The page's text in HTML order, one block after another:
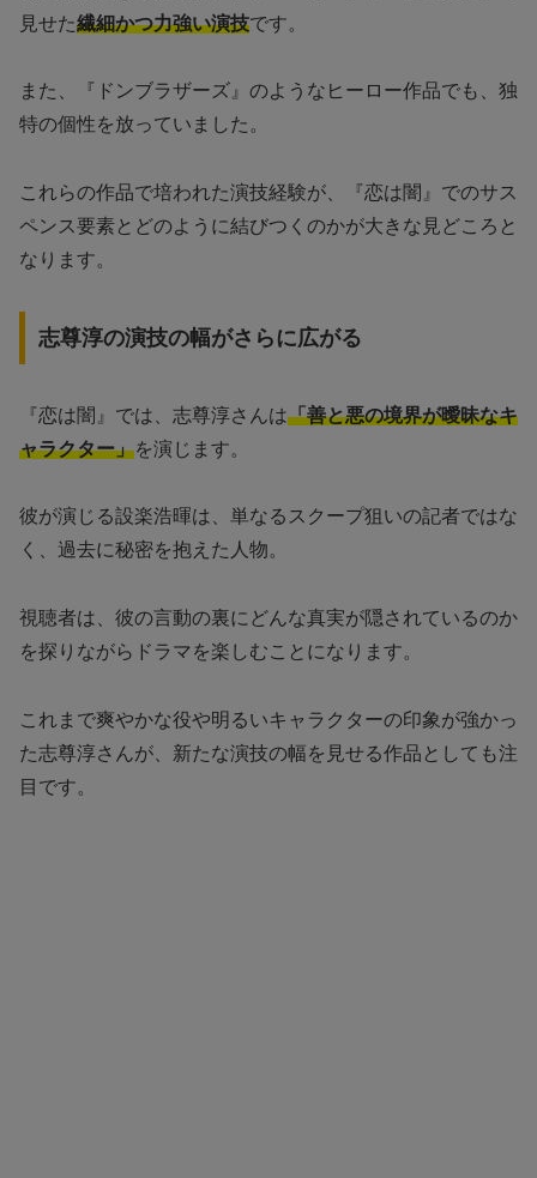
見せた繊細かつ力強い演技です。
また、『ドンブラザーズ』のようなヒーロー作品でも、独
特の個性を放っていました。
これらの作品で培われた演技経験が、『恋は闇』でのサス
ペンス要素とどのように結びつくのかが大きな見どころと
なります。
志尊淳の演技の幅がさらに広がる
『恋は闇』では、志尊淳さんは「善と悪の境界が曖昧なキ
ャラクター」を演じます。
彼が演じる設楽浩暉は、単なるスクープ狙いの記者ではな
く、過去に秘密を抱えた人物。
視聴者は、彼の言動の裏にどんな真実が隠されているのか
を探りながらドラマを楽しむことになります。
これまで爽やかな役や明るいキャラクターの印象が強かっ
た志尊淳さんが、新たな演技の幅を見せる作品としても注
目です。